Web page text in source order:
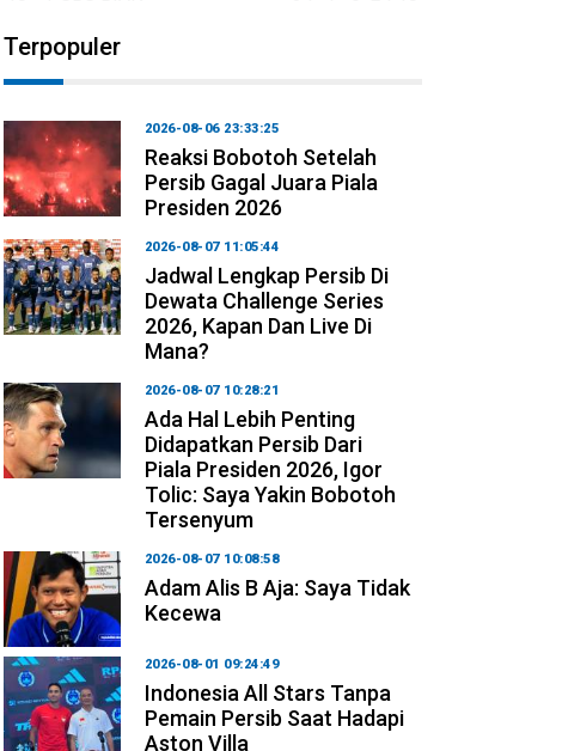
Terpopuler
2026-08-06 23:33:25
Reaksi Bobotoh Setelah
Persib Gagal Juara Piala
Presiden 2026
2026-08-07 11:05:44
Jadwal Lengkap Persib Di
Dewata Challenge Series
2026, Kapan Dan Live Di
Mana?
2026-08-07 10:28:21
Ada Hal Lebih Penting
Didapatkan Persib Dari
Piala Presiden 2026, Igor
Tolic: Saya Yakin Bobotoh
Tersenyum
2026-08-07 10:08:58
Adam Alis B Aja: Saya Tidak
Kecewa
2026-08-01 09:24:49
Indonesia All Stars Tanpa
Pemain Persib Saat Hadapi
Aston Villa